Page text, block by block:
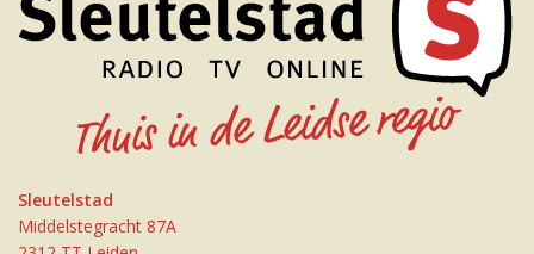
Sleutelstad
Middelstegracht 87A